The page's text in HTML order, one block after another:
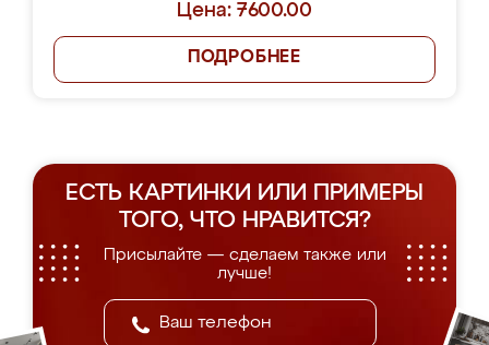
Цена: 7600.00
ПОДРОБНЕЕ
ЕСТЬ КАРТИНКИ ИЛИ ПРИМЕРЫ
ТОГО, ЧТО НРАВИТСЯ?
Присылайте — сделаем также или
лучше!